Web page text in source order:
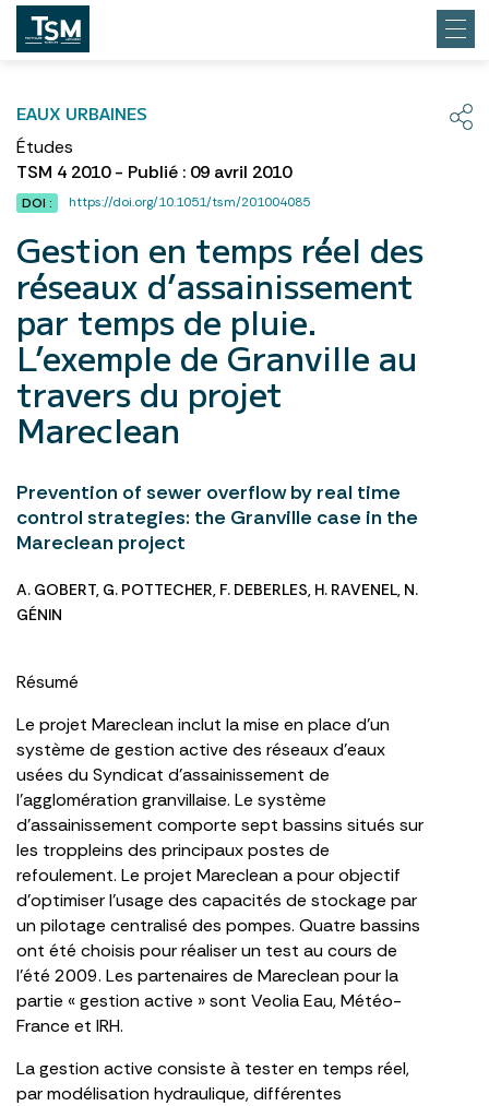
EAUX URBAINES
Études
TSM 4 2010 - Publié : 09 avril 2010
DOI : https://doi.org/10.1051/tsm/201004085
Gestion en temps réel des
réseaux d’assainissement
par temps de pluie.
L’exemple de Granville au
travers du projet
Mareclean
Prevention of sewer overflow by real time
control strategies: the Granville case in the
Mareclean project
A. GOBERT, G. POTTECHER, F. DEBERLES, H. RAVENEL, N.
GÉNIN
Résumé
Le projet Mareclean inclut la mise en place d’un
système de gestion active des réseaux d’eaux
usées du Syndicat d’assainissement de
l’agglomération granvillaise. Le système
d’assainissement comporte sept bassins situés sur
les troppleins des principaux postes de
refoulement. Le projet Mareclean a pour objectif
d’optimiser l’usage des capacités de stockage par
un pilotage centralisé des pompes. Quatre bassins
ont été choisis pour réaliser un test au cours de
l’été 2009. Les partenaires de Mareclean pour la
partie « gestion active » sont Veolia Eau, Météo-
France et IRH.
La gestion active consiste à tester en temps réel,
par modélisation hydraulique, différentes